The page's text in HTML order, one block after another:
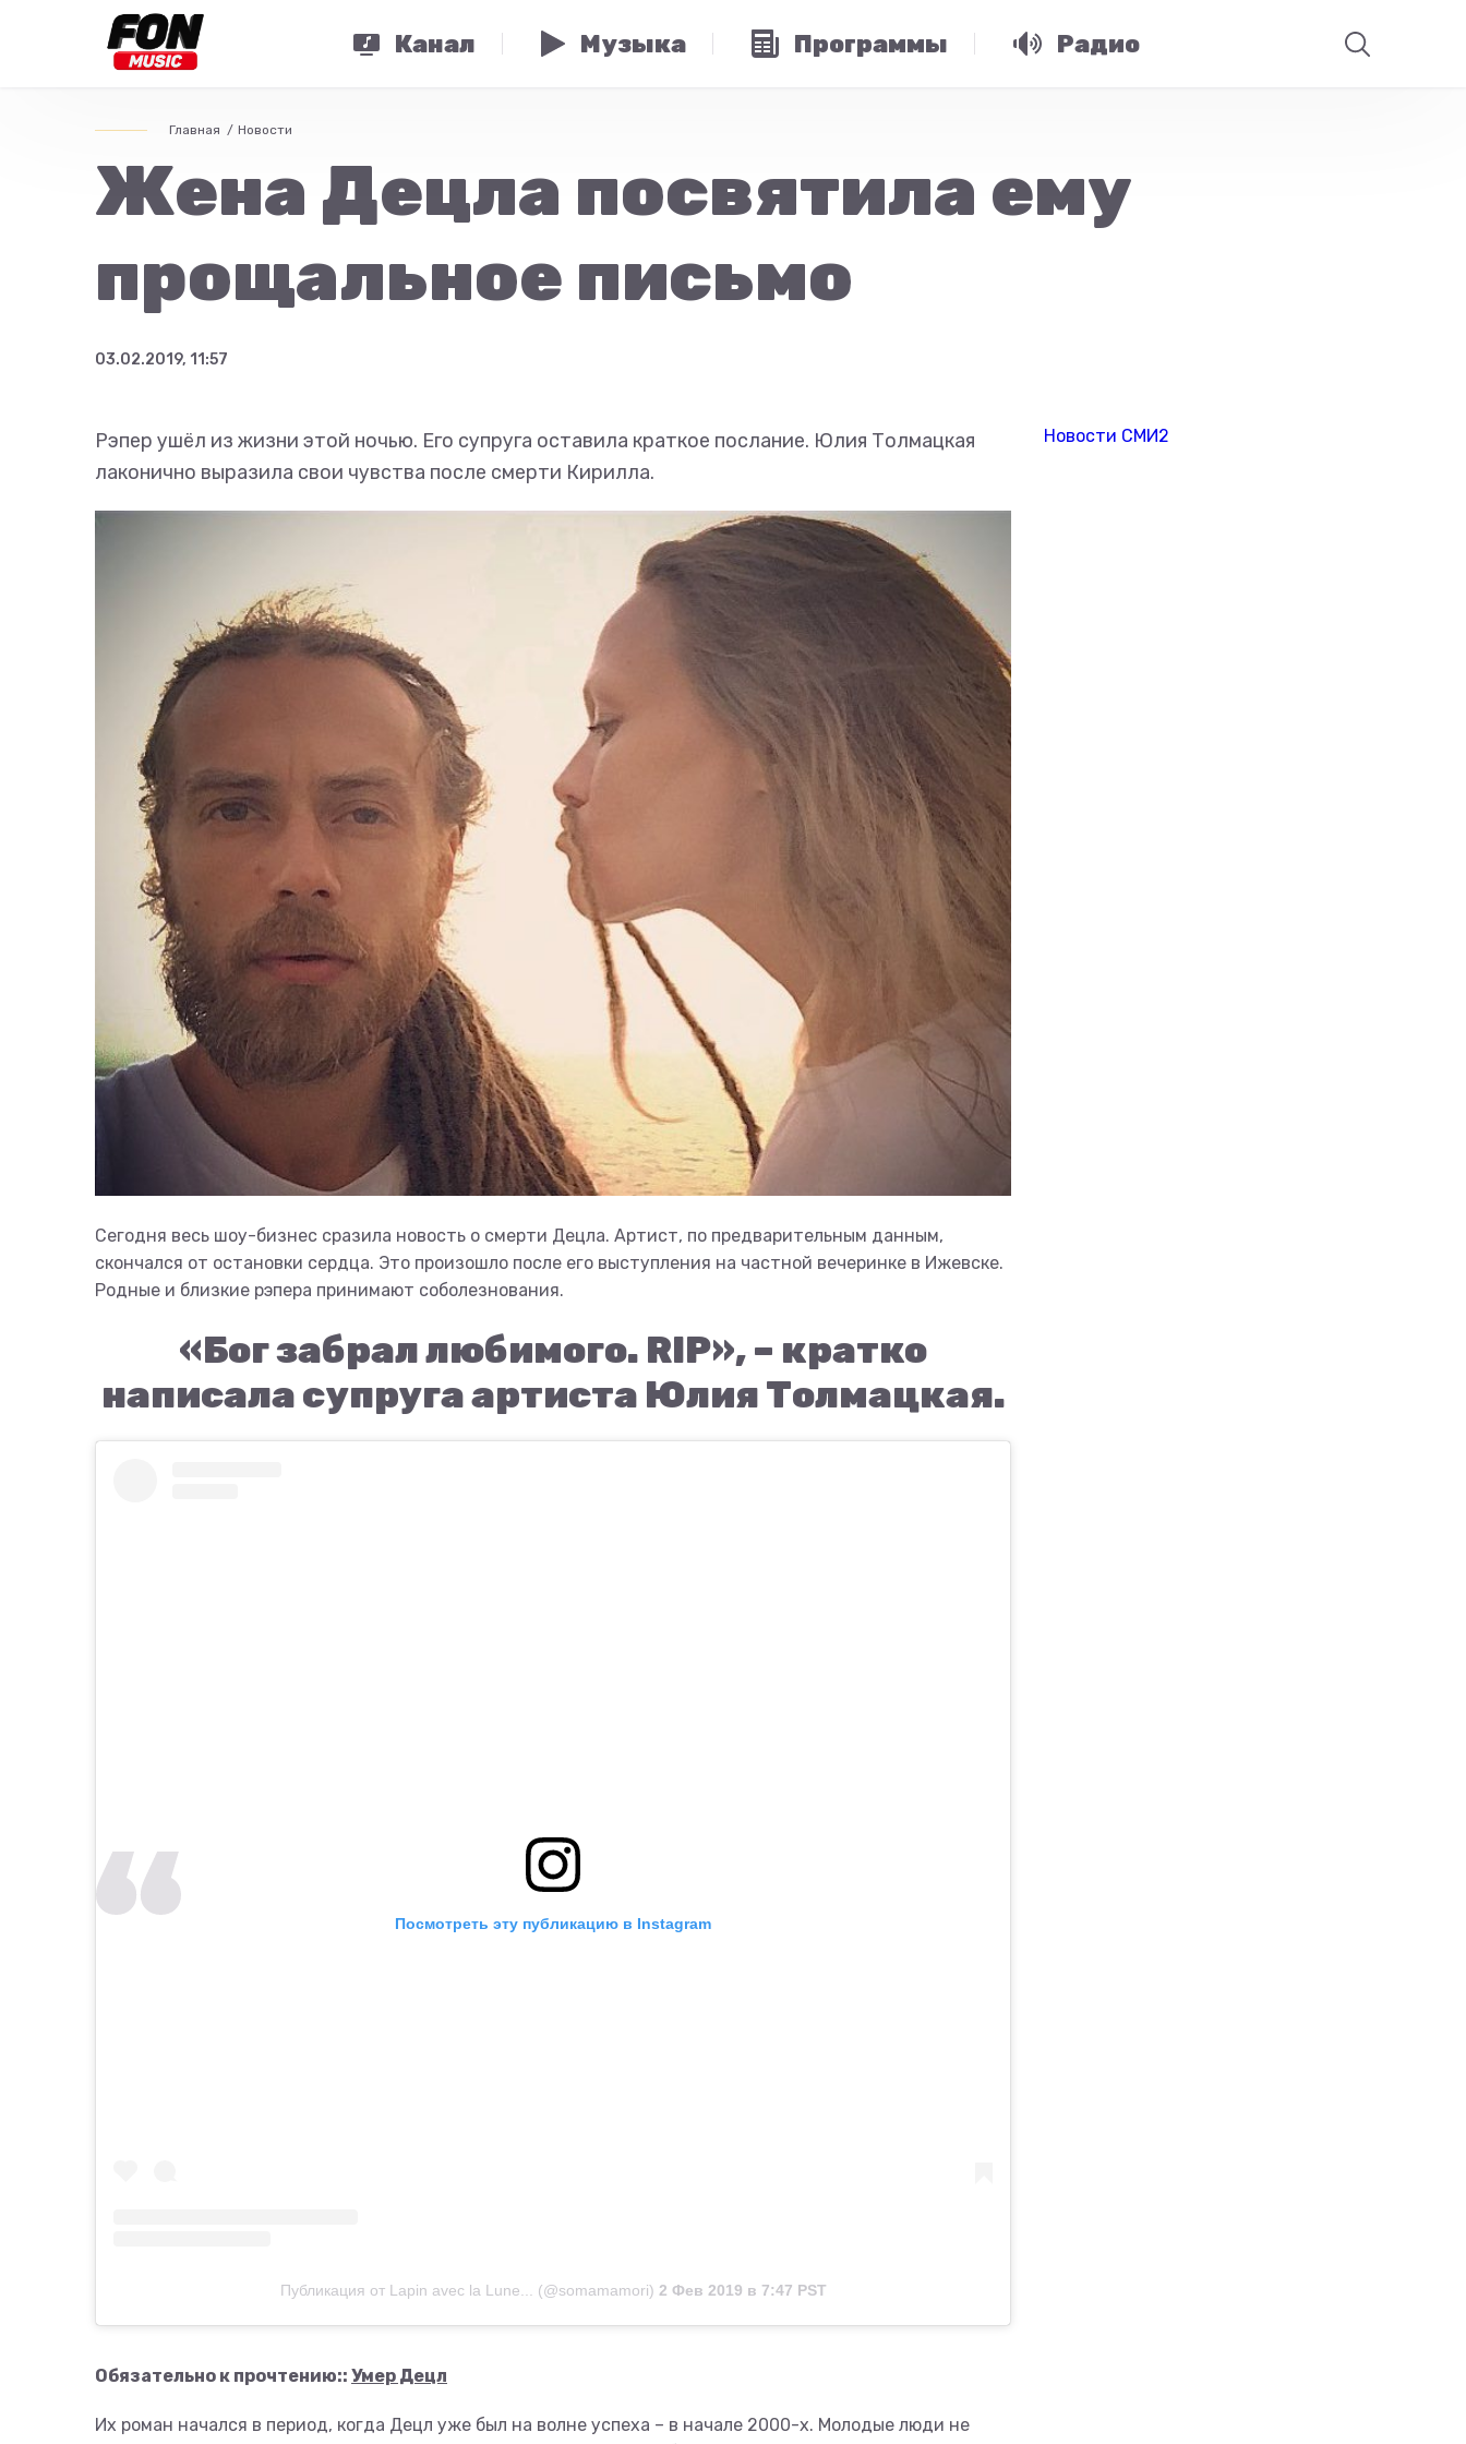
Канал Музыка Программы Радио
Главная Новости
Жена Децла посвятила ему
прощальное письмо
03.02.2019, 11:57
Рэпер ушёл из жизни этой ночью. Его супруга оставила краткое послание. Юлия Толмацкая
лаконично выразила свои чувства после смерти Кирилла.
Сегодня весь шоу-бизнес сразила новость о смерти Децла. Артист, по предварительным данным,
скончался от остановки сердца. Это произошло после его выступления на частной вечеринке в Ижевске.
Родные и близкие рэпера принимают соболезнования.
«Бог забрал любимого. RIP», – кратко
написала супруга артиста Юлия Толмацкая.
Посмотреть эту публикацию в Instagram
Публикация от Lapin avec la Lune... (@somamamori) 2 Фев 2019 в 7:47 PST
Обязательно к прочтению:: Умер Децл
Их роман начался в период, когда Децл уже был на волне успеха – в начале 2000-х. Молодые люди не
Новости СМИ2